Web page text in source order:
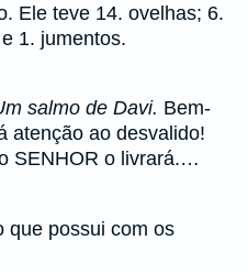
Ele teve 14. ovelhas; 6.
1. jumentos.
salmo de Davi. Bem-
atenção ao desvalido!
SENHOR o livrará.…
que possui com os